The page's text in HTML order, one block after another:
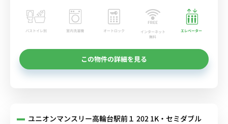
バストイレ別 室内洗濯機 オートロック
インターネット
無料
エレベーター
この物件の詳細を見る
ユニオンマンスリー高輪台駅前１ 202 1K・セミダブル